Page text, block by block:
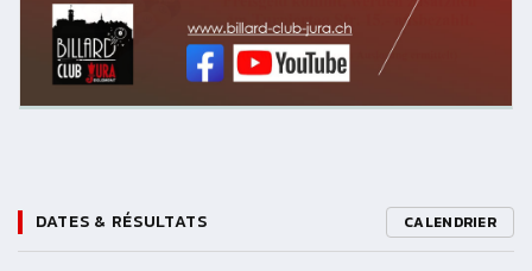
DATES & RÉSULTATS CALENDRIER